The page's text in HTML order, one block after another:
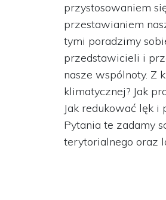
przystosowaniem
przestawianiem
tymi poradzimy
przedstawicieli i
nasze wspólnoty. Z
klimatycznej? Jak
Jak redukować lęk i
Pytania te zadamy
terytorialnego oraz